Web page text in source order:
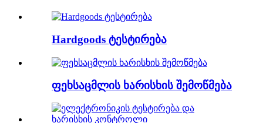
Hardgoods ტესტირება
ფეხსაცმლის ხარისხის შემოწმება